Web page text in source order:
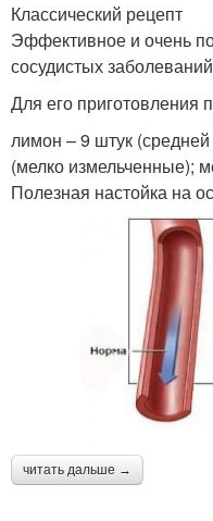
Классический рецепт
Эффективное и очень
сосудистых
Для его приготовления
лимон – 9 штук
(мелко измельченные);
Полезная настойка на
читать дальше →